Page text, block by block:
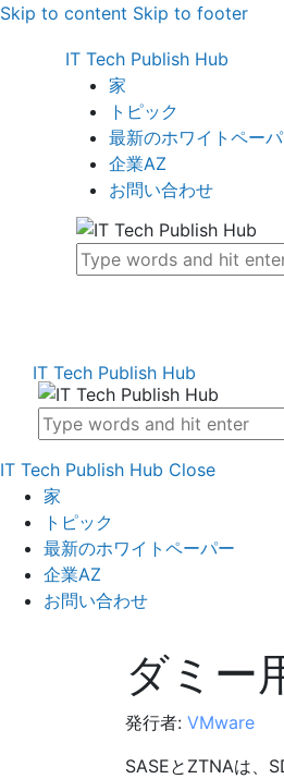
Skip to content Skip to footer
IT Tech Publish Hub
家
トピック
最新のホワイトペー
企業AZ
お問い合わせ
IT Tech Publish Hub
IT Tech Publish Hub Close
家
トピック
最新のホワイトペーパー
企業AZ
お問い合わせ
ダミー
発行者: VMware
SASEとZTNAは、